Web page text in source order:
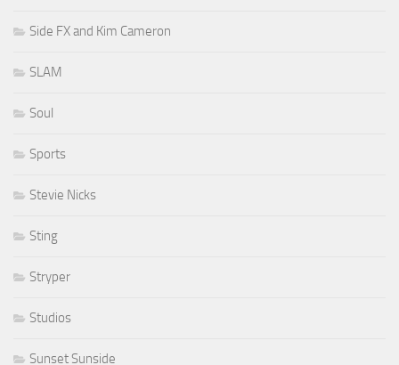
Side FX and Kim Cameron
SLAM
Soul
Sports
Stevie Nicks
Sting
Stryper
Studios
Sunset Sunside